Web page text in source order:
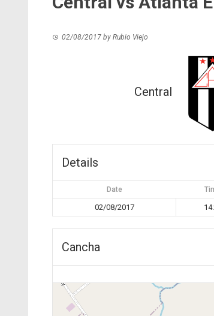
02/08/2017 by Rubio Viejo
Central
Details
Date
02/08/2017
Cancha